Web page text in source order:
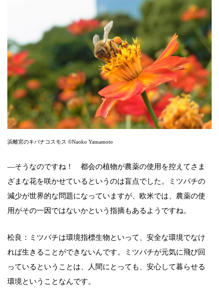
浜離宮のキバナコスモス ©Naoko Yamamoto
―そうなのですね！ 都会の植物が農薬の使用を控えてさま
ざまな花を咲かせているというのは盲点でした。ミツバチの
減少が世界的な問題になっていますが、欧米では、農薬の使
用がその一因ではないかという指摘もあるようですね。
松良：ミツバチは環境指標生物といって、安全な環境でなけ
れば生きることができないんです。ミツバチが元気に飛び回
っているということは、人間にとっても、安心して暮らせる
環境ということなんです。